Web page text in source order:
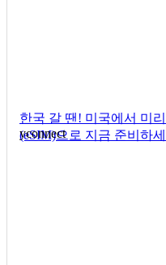
한국 갈 땐! 미국에서 미
(eSIM)으로 지금 준비하
yconnect